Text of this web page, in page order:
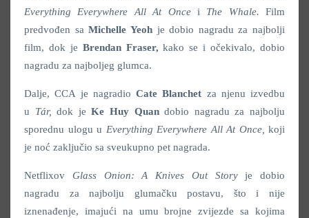
Everything Everywhere All At Once i The Whale. Film
predvođen saMichelle Yeoh je dobio nagradu za najbolji
film, dok je Brendan Fraser,kako se i očekivalo, dobio
nagradu za najboljeg glumca.
Dalje, CCA je nagradio Cate Blanchet za njenu izvedbu
u Tár,dok jeKe Huy Quandobio nagradu za najbolju
sporednu ulogu u Everything Everywhere All At Once, koji
je noć zaključio sa sveukupno pet nagrada.
Netflixov Glass Onion: A Knives Out Storyje dobio
nagradu za najbolju glumačku postavu, što i nije
iznenađenje, imajući na umu brojne zvijezde sa kojima